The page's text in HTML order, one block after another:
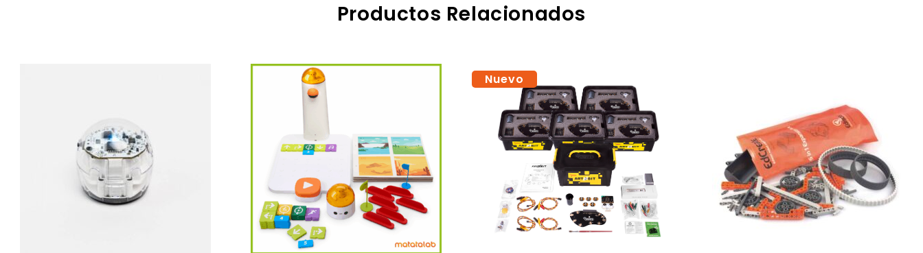
Productos Relacionados
Nuevo